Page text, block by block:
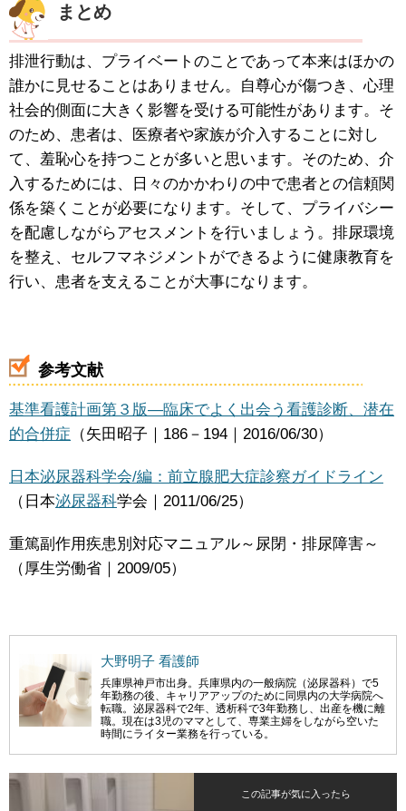
まとめ
排泄行動は、プライベートのことであって本来はほかの
誰かに見せることはありません。自尊心が傷つき、心理
社会的側面に大きく影響を受ける可能性があります。そ
のため、患者は、医療者や家族が介入することに対し
て、羞恥心を持つことが多いと思います。そのため、介
入するためには、日々のかかわりの中で患者との信頼関
係を築くことが必要になります。そして、プライバシー
を配慮しながらアセスメントを行いましょう。排尿環境
を整え、セルフマネジメントができるように健康教育を
行い、患者を支えることが大事になります。
参考文献
基準看護計画第３版―臨床でよく出会う看護診断、潜在
的合併症 （矢田昭子｜186－194｜2016/06/30）
日本泌尿器科学会/編：前立腺肥大症診察ガイドライン
（日本泌尿器科学会｜2011/06/25）
重篤副作用疾患別対応マニュアル～尿閉・排尿障害～
（厚生労働省｜2009/05）
大野明子 看護師
兵庫県神戸市出身。兵庫県内の一般病院（泌尿器科）で5
年勤務の後、キャリアアップのために同県内の大学病院へ
転職。泌尿器科で2年、透析科で3年勤務し、出産を機に離
職。現在は3児のママとして、専業主婦をしながら空いた
時間にライター業務を行っている。
この記事が気に入ったら